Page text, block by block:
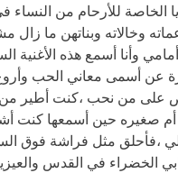
الخاصة للأرحام من النساء
وخالاته وبناتهن ما زال
وأنا أسمع هذه الأغنية
عن أسمى معاني الحب
على من نحب ،كنت أطير من
أم صغيره حين أسمعها كنت
،فأحلق مثل فراشة فوق
الخضراء في القدس